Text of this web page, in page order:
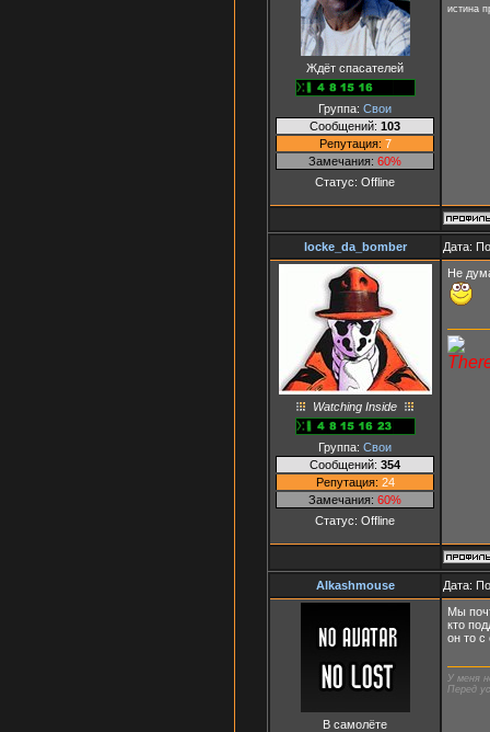
Ждёт спасателей
Группа: Свои
Сообщений: 103
Репутация: 7
Замечания: 60%
Статус: Offline
истина
locke_da_bomber Дата:
Watching Inside
Группа: Свои
Сообщений: 354
Репутация: 24
Замечания: 60%
Статус: Offline
Не
Alkashmouse Дата:
В самолёте
Мы
кто
он то с
У меня
Перед